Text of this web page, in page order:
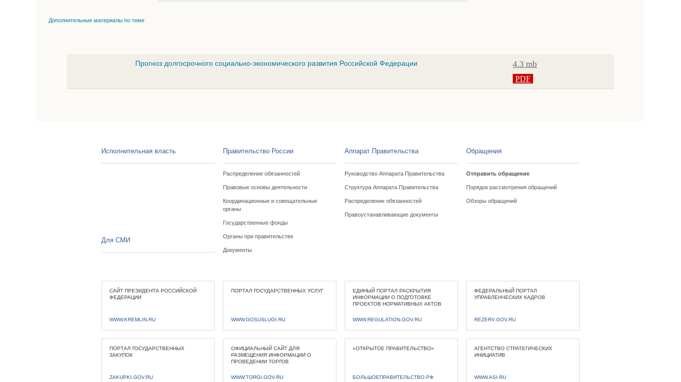
Дополнительные материалы по теме
Прогноз долгосрочного социально-экономического развития Российской Федерации 4.3 mb
PDF
Исполнительная власть Правительство России
Распределение обязанностей
Правовые основы деятельности
Координационные и совещательные
органы
Государственные фонды
Органы при правительстве
Документы
Аппарат Правительства
Руководство Аппарата Правительства
Структура Аппарата Правительства
Распределение обязанностей
Правоустанавливающие документы
Обращения
Отправить обращение
Порядок рассмотрения обращений
Обзоры обращений
Для СМИ
САЙТ ПРЕЗИДЕНТА РОССИЙСКОЙ
ФЕДЕРАЦИИ
WWW.KREMLIN.RU
ПОРТАЛ ГОСУДАРСТВЕННЫХ УСЛУГ
WWW.GOSUSLUGI.RU
ЕДИНЫЙ ПОРТАЛ РАСКРЫТИЯ
ИНФОРМАЦИИ О ПОДГОТОВКЕ
ПРОЕКТОВ НОРМАТИВНЫХ АКТОВ
WWW.REGULATION.GOV.RU
ФЕДЕРАЛЬНЫЙ ПОРТАЛ
УПРАВЛЕНЧЕСКИХ КАДРОВ
REZERV.GOV.RU
ПОРТАЛ ГОСУДАРСТВЕННЫХ
ЗАКУПОК
ZAKUPKI.GOV.RU
ОФИЦИАЛЬНЫЙ САЙТ ДЛЯ
РАЗМЕЩЕНИЯ ИНФОРМАЦИИ О
ПРОВЕДЕНИИ ТОРГОВ
WWW.TORGI.GOV.RU
«ОТКРЫТОЕ ПРАВИТЕЛЬСТВО»
БОЛЬШОЕПРАВИТЕЛЬСТВО.РФ
АГЕНТСТВО СТРАТЕГИЧЕСКИХ
ИНИЦИАТИВ
WWW.ASI.RU